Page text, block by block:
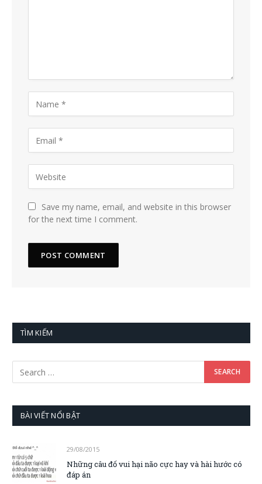
Save my name, email, and website in this browser
for the next time I comment.
TÌM KIẾM
BÀI VIẾT NỔI BẬT
29/08/2015
Những câu đố vui hại não cực hay và hài hước có
đáp án